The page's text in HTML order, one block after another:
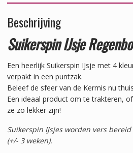
Beschrijving
Suikerspin IJsje
Een heerlijk Suikerspin IJsje met 4
verpakt in een puntzak.
Beleef de sfeer van de Kermis nu
Een ideaal product om te trakteren,
ze zo lekker zijn!
Suikerspin IJsjes worden vers
(+/- 3 weken).